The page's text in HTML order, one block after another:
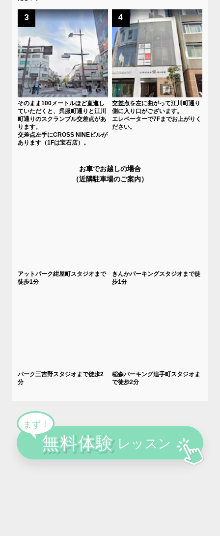
3
そのまま100メートルほど直進し
ていただくと、呉服町通りと江川
町通りのスクランブル交差点があ
ります。
交差点左手にCROSS NINEビルが
あります（1Fは宝石店）。
4
交差点を左に曲がって江川町通り
側に入り口がございます。
エレベーターで7Fまでお上がりく
ださい。
お車でお越しの場合
（近隣駐車場のご案内）
アットパーク紺屋町スタジオまで
徒歩1分
きんかパーキングスタジオまで徒
歩1分
パーク三吉野スタジオまで徒歩2
分
稲森パーキング追手町スタジオま
で徒歩2分